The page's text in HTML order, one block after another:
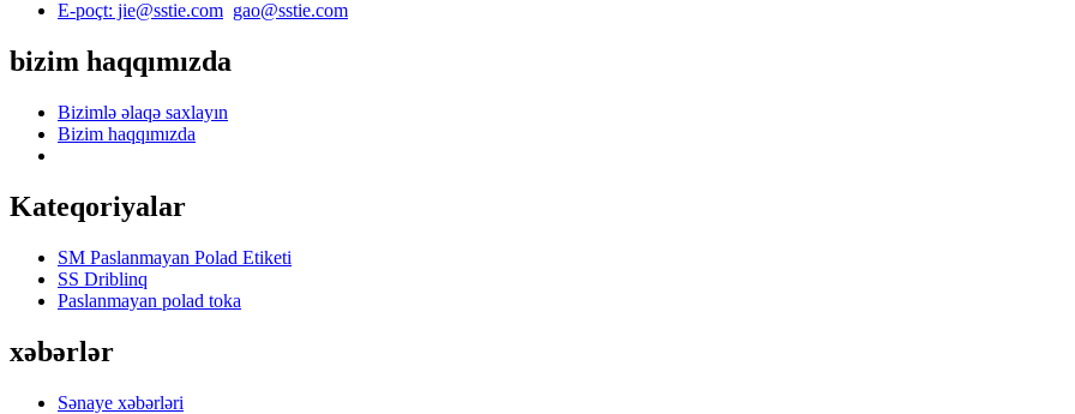
E-poçt: jie@sstie.com gao@sstie.com
bizim haqqımızda
Bizimlə əlaqə saxlayın
Bizim haqqımızda
Kateqoriyalar
SM Paslanmayan Polad Etiketi
SS Driblinq
Paslanmayan polad toka
xəbərlər
Sənaye xəbərləri